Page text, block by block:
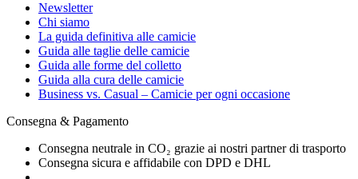
Newsletter
Chi siamo
La guida definitiva alle camicie
Guida alle taglie delle camicie
Guida alle forme del colletto
Guida alla cura delle camicie
Business vs. Casual – Camicie per ogni occasione
Consegna & Pagamento
Consegna neutrale in CO₂ grazie ai nostri partner di trasporto
Consegna sicura e affidabile con DPD e DHL